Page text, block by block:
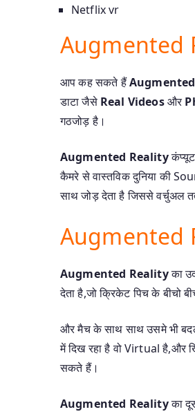
Netflix vr
Augmented
आप कह सकते हैं
डाटा जैसे Real Videosऔर
गठजोड़ है।
Augmented Reality
कैमरे से वास्तविक दुनिया की
साथ जोड़ देता है जिससे वर्चुअल
Augmented
Augmented Realityका
देता है,जो क्रिकेट पिच के बीचो
और मैच के साथ साथ उसमे भी
में दिख रहा है वो Virtual है,और
सकते हैं।
Augmented Realityका